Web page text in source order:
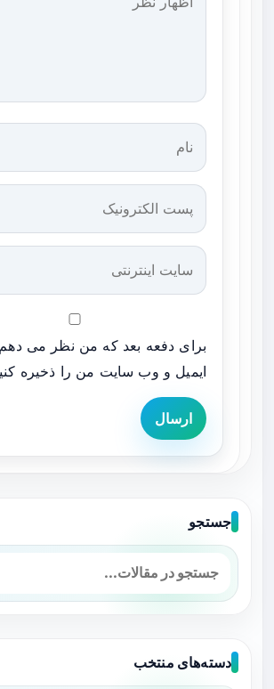
برای دفعه بعد که من نظر می دهم
ایمیل و وب سایت من را ذخیره
ارسال
جستجو
دسته‌های منتخب